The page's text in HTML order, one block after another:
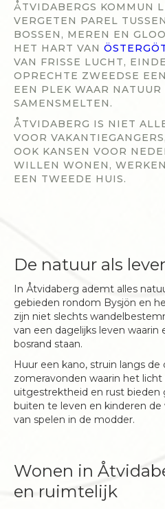
ÅTVIDABERGS KOMMUN
VERGETEN PAREL
BOSSEN, MEREN EN
HET HART VAN
VAN FRISSE LUCHT,
OPRECHTE ZWEEDSE
EEN PLEK WAAR
SAMENSMELTEN.
ÅTVIDABERG IS NIET
VOOR
OOK KANSEN VOOR
WILLEN WONEN,
EEN TWEEDE HUIS.
De natuur als
In Åtvidaberg ademt alles
gebieden rondom Bysjön en
zijn niet slechts
van een dagelijks leven waarin
bosrand staan.
Huur een kano, struin langs
zomeravonden waarin het
uitgestrektheid en rust
buiten te leven en kinderen
van spelen in de modder.
Wonen in
en ruimtelijk